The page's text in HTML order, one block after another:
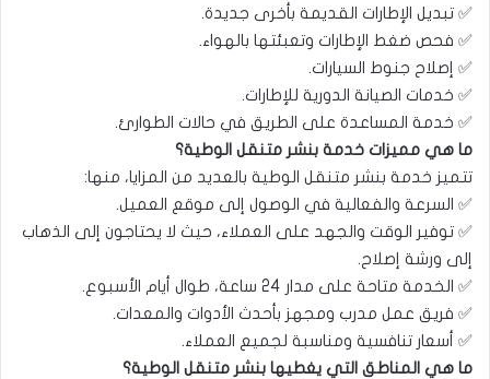
✅ تبديل الإطارات القديمة بأخرى جديدة.
✅ فحص ضغط الإطارات وتعبئتها بالهواء.
✅ إصلاح جنوط السيارات.
✅ خدمات الصيانة الدورية للإطارات.
✅ خدمة المساعدة على الطريق في حالات الطوارئ.
ما هي مميزات خدمة بنشر متنقل الوطية؟
تتميز خدمة بنشر متنقل الوطية بالعديد من المزايا، منها:
✅ السرعة والفعالية في الوصول إلى موقع العميل.
✅ توفير الوقت والجهد على العملاء، حيث لا يحتاجون إلى الذهاب
إلى ورشة إصلاح.
✅ الخدمة متاحة على مدار 24 ساعة، طوال أيام الأسبوع.
✅ فريق عمل مدرب ومجهز بأحدث الأدوات والمعدات.
✅ أسعار تنافسية ومناسبة لجميع العملاء.
ما هي المناطق التي يغطيها بنشر متنقل الوطية؟